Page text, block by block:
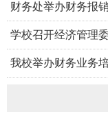
财务处举办财务报
学校召开经济管理
我校举办财务业务